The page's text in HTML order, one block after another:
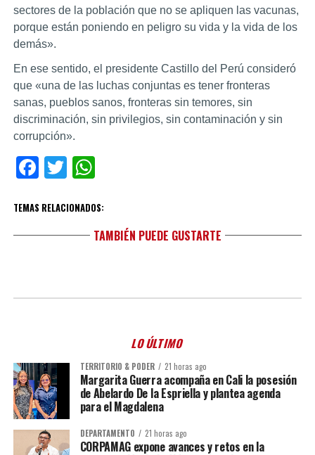
sectores de la población que no se apliquen las vacunas,
porque están poniendo en peligro su vida y la vida de los
demás».
En ese sentido, el presidente Castillo del Perú consideró
que «una de las luchas conjuntas es tener fronteras
sanas, pueblos sanos, fronteras sin temores, sin
discriminación, sin privilegios, sin contaminación y sin
corrupción».
Facebook
TwitterWhatsApp
TEMAS RELACIONADOS:
TAMBIÉN PUEDE GUSTARTE
LO ÚLTIMO
TERRITORIO & PODER 21 horas ago
Margarita Guerra acompaña en Cali la posesión
de Abelardo De la Espriella y plantea agenda
para el Magdalena
DEPARTAMENTO 21 horas ago
CORPAMAG expone avances y retos en la